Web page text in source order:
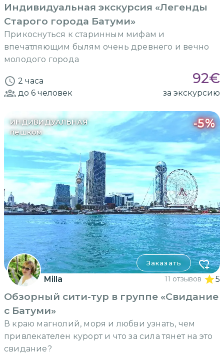
Индивидуальная экскурсия «Легенды
Старого города Батуми»
Прикоснуться к старинным мифам и
впечатляющим былям очень древнего и вечно
молодого города
2 часа 92€
до 6 человек за экскурсию
ИНДИВИДУАЛЬНАЯ
пешком
-5%
Заказать
Milla 11 отзывов 5
Обзорный сити-тур в группе «Свидание
с Батуми»
В краю магнолий, моря и любви узнать, чем
привлекателен курорт и что за сила тянет на это
свидание?